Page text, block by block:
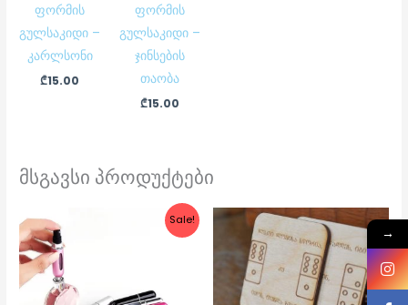
ფორმის
გულსაკიდი –
კარლსონი
₾15.00
ფორმის
გულსაკიდი –
ჯინსების
თაობა
₾15.00
მსგავსი პროდუქტები
Sale!
Current
price
→